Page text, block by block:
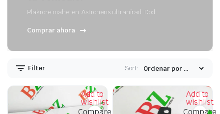
Plakrore maheten. Astronens ultranirad. Dod.
Comprar ahora
Filter Sort:
Add to
wishlist
Compare
Add to
wishlist
Compare